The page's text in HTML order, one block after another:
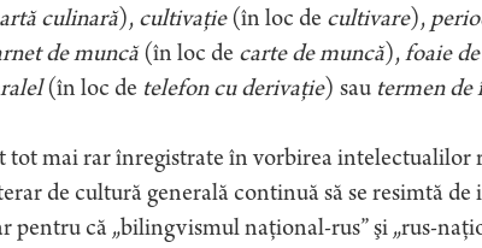
artă culinară), cultivaţie(în loc de cultivare),
de muncă(în loc de carte de muncă),foaie
(în loc de telefon cu derivaţie) sau termen de
tot mai rar înregistrate în vorbirea intelectualilor
de cultură generală continuă să se resimtă
pentru că „bilingvismul naţional-rus” şi „rus-